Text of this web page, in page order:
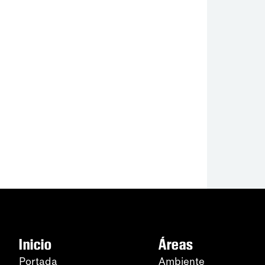
Inicio
Portada
Áreas
Ambiente